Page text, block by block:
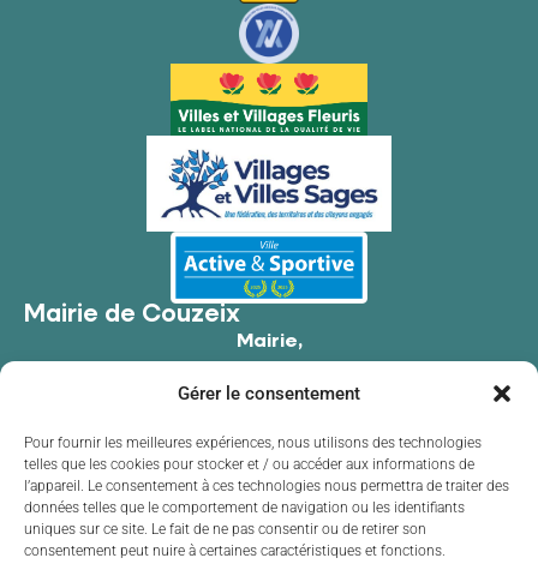
Gérer le consentement
Pour fournir les meilleures expériences, nous utilisons des technologies
telles que les cookies pour stocker et / ou accéder aux informations de
l’appareil. Le consentement à ces technologies nous permettra de traiter des
données telles que le comportement de navigation ou les identifiants
uniques sur ce site. Le fait de ne pas consentir ou de retirer son
consentement peut nuire à certaines caractéristiques et fonctions.
Mairie de Couzeix
Mairie,
87270 Couzeix
05 55 39 34 09
Contacter la mairie
Horaires d'ouverture
Lundide 8h30 à 12h00 et de 13h30 à 17h30
Mardi
de 8h30 à 12h00 et de 13h30 à 17h30